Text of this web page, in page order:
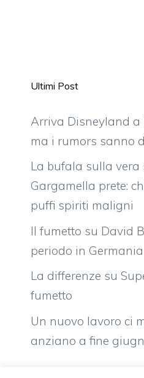
Ultimi Post
Arriva Disneyland a
ma i rumors sanno
La bufala sulla vera
Gargamella prete:
puffi spiriti maligni
Il fumetto su David
periodo in Germania
La differenze su
fumetto
Un nuovo lavoro ci
anziano a fine